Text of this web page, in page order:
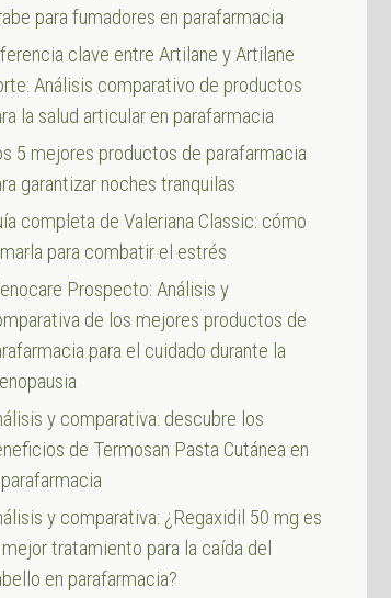
para fumadores en parafarmacia
clave entre Artilane y Artilane
Análisis comparativo de productos
la salud articular en parafarmacia
5 mejores productos de parafarmacia
garantizar noches tranquilas
completa de Valeriana Classic: cómo
para combatir el estrés
Prospecto: Análisis y
de los mejores productos de
para el cuidado durante la
y comparativa: descubre los
de Termosan Pasta Cutánea en
y comparativa: ¿Regaxidil 50 mg es
tratamiento para la caída del
en parafarmacia?